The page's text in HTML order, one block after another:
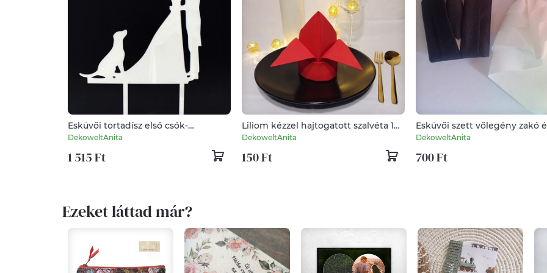
Esküvői tortadísz első csók-
labradorral fekete vagy fehér
DekoweltAnita
1 515 Ft
Liliom kézzel hajtogatott szalvéta 1
db asztali dekoráció Airlaid Linclass
DekoweltAnita
150 Ft
Esküvői szett vőlegény zakó
menyasszonyi ruha
DekoweltAnita
700 Ft
Ezeket láttad már?